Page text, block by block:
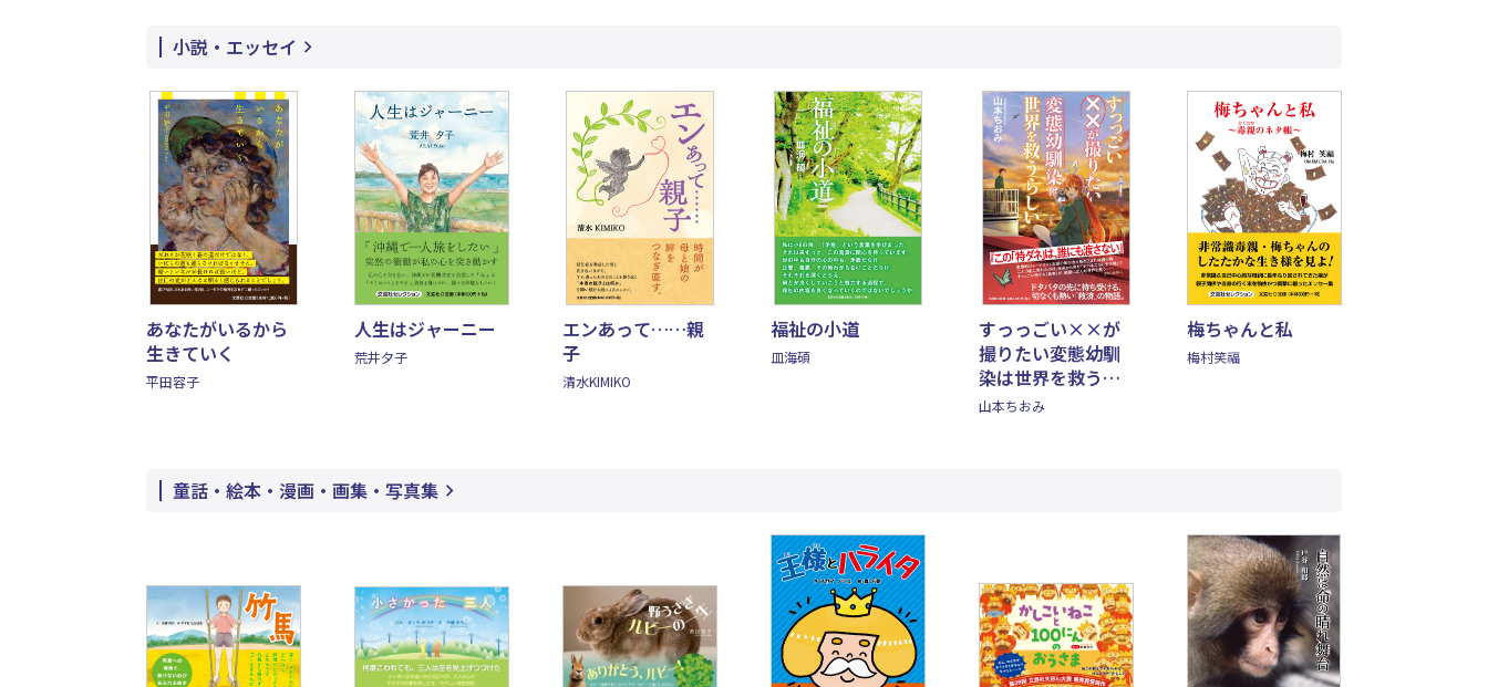
小説・エッセイ
あなたがいるから
生きていく
平田容子
人生はジャーニー
荒井夕子
エンあって……親
子
清水KIMIKO
福祉の小道
皿海碩
すっっごい××が
撮りたい変態幼馴
染は世界を救うら
しい
山本ちおみ
梅ちゃんと私
梅村笑福
童話・絵本・漫画・画集・写真集